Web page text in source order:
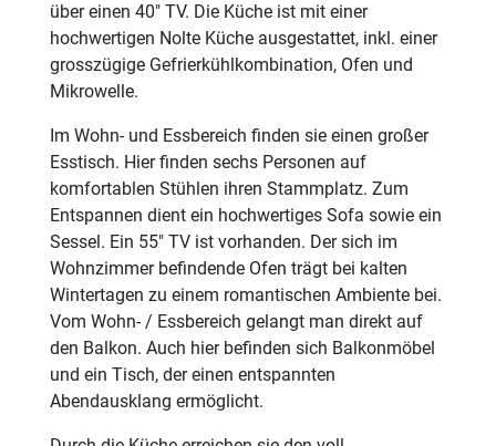
über einen 40" TV. Die Küche ist mit einer
hochwertigen Nolte Küche ausgestattet, inkl. einer
grosszügige Gefrierkühlkombination, Ofen und
Mikrowelle.
Im Wohn- und Essbereich finden sie einen großer
Esstisch. Hier finden sechs Personen auf
komfortablen Stühlen ihren Stammplatz. Zum
Entspannen dient ein hochwertiges Sofa sowie ein
Sessel. Ein 55" TV ist vorhanden. Der sich im
Wohnzimmer befindende Ofen trägt bei kalten
Wintertagen zu einem romantischen Ambiente bei.
Vom Wohn- / Essbereich gelangt man direkt auf
den Balkon. Auch hier befinden sich Balkonmöbel
und ein Tisch, der einen entspannten
Abendausklang ermöglicht.